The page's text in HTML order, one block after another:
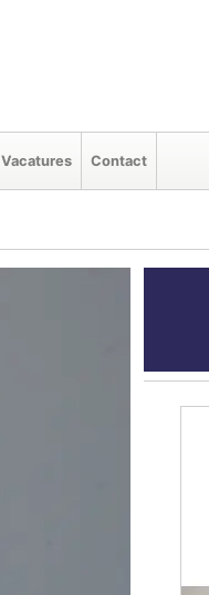
Vacatures Contact